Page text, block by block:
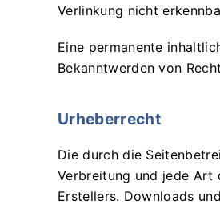
Verlinkung nicht
Eine permanente
Bekanntwerden von
Urheberrecht
Die durch die
Verbreitung und jede Art
Erstellers. Downloads